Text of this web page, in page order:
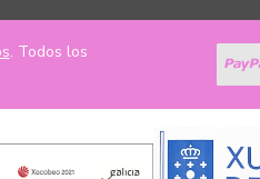
. Todos los